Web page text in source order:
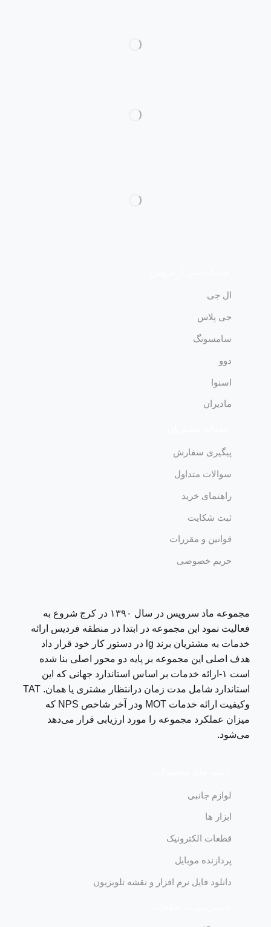
ال جی
جی پلاس
سامسونگ
دوو
اسنوا
مادیران
پیگیری سفارش
سوالات متداول
راهنمای خرید
ثبت شکایت
قوانین و مقررات
حریم خصوصی
مجموعه ماد سرویس در سال ١٣٩٠ در کرج شروع به
فعالیت نمود این مجموعه در ابتدا در منطقه فردیس ارائه
خدمات به مشتریان برند lg در دستور کار خود قرار داد
هدف اصلی این مجموعه بر پایه دو محور اصلی بنا شده
است ١-ارائه خدمات بر اساس استاندارد جهانی که این
استاندارد شامل مدت زمان درانتظار مشتری یا همان. TAT
وکیفیت ارائه خدمات MOT ودر آخر شاخص NPS که
میزان عملکرد مجموعه را مورد ارزیابی قرار می‌دهد
می‌شود.
لوازم جانبی
ابزار ها
قطعات الکترونیک
پردازنده موبایل
دانلود فایل نرم افزار و نقشه تلویزیون